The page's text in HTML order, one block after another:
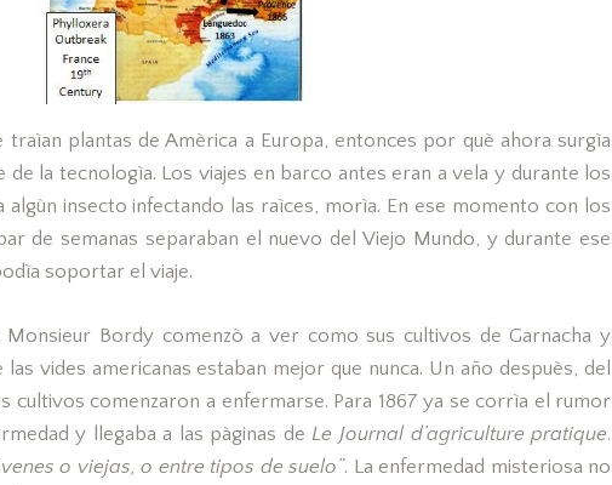
plantas de Amèrica a Europa, entonces por què ahora surgìa
de la tecnologìa. Los viajes en barco antes eran a vela y durante los
algùn insecto infectando las raìces, morìa. En ese momento con los
de semanas separaban el nuevo del Viejo Mundo, y durante ese
soportar el viaje.
Monsieur Bordy comenzò a ver como sus cultivos de Garnacha y
vides americanas estaban mejor que nunca. Un año despuès, del
comenzaron a enfermarse. Para 1867 ya se corrìa el rumor
y llegaba a las pàginas de Le Journal d’agriculture pratique.
o viejas, o entre tipos de suelo”. La enfermedad misteriosa no